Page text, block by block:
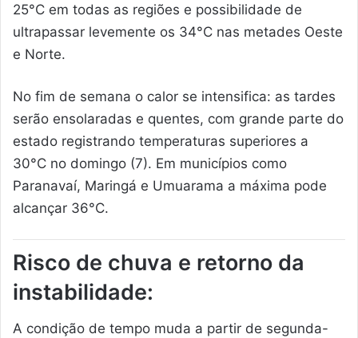
25°C em todas as regiões e possibilidade de
ultrapassar levemente os 34°C nas metades Oeste
e Norte.
No fim de semana o calor se intensifica: as tardes
serão ensolaradas e quentes, com grande parte do
estado registrando temperaturas superiores a
30°C no domingo (7). Em municípios como
Paranavaí, Maringá e Umuarama a máxima pode
alcançar 36°C.
Risco de chuva e retorno da
instabilidade:
A condição de tempo muda a partir de segunda-